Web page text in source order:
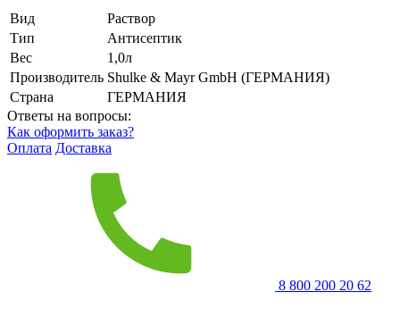
Вид
Раствор
Тип
Антисептик
Вес
1,0л
Производитель Shulke & Mayr GmbH (ГЕРМАНИЯ)
Страна
ГЕРМАНИЯ
Ответы на вопросы:
Как оформить заказ?
Оплата Доставка
8 800 200 20 62